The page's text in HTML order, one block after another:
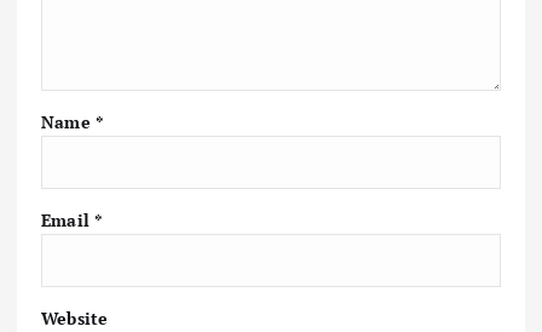
Name *
Email *
Website